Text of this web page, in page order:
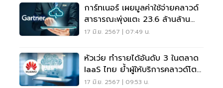
การ์ทเนอร์ เผยมูลค่าใช้จ่ายคลาวด์
สาธารณะพุ่งแตะ 23.6 ล้านล้าน
บาท
17 มิ.ย. 2567 | 07:49 น.
หัวเว่ย ทำรายได้อันดับ 3 ในตลาด
IaaS ไทย ย้ำผู้ให้บริการคลาวด์โต
เร็วสุดในโลก
17 มิ.ย. 2567 | 09:53 น.